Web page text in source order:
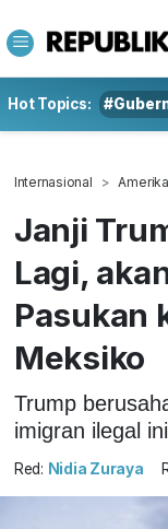
Hot Topics:
Internasional Amerika
Janji
Lagi,
Pasukan
Meksiko
Trump
imigran ilegal
Red: Nidia Zuraya